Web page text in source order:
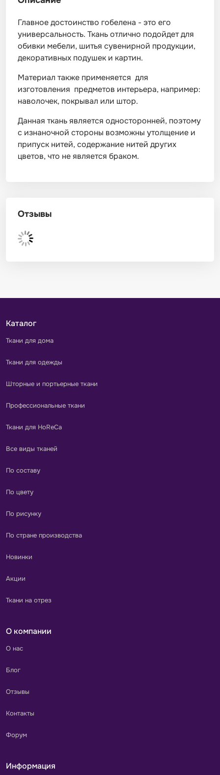
Главное достоинство гобелена - это его
универсальность. Ткань отлично подойдет для
обивки мебели, шитья сувенирной продукции,
декоративных подушек и картин.
Материал также применяется для
изготовления предметов интерьера, например:
наволочек, покрывал или штор.
Данная ткань является односторонней, поэтому
с изнаночной стороны возможны утолщение и
припуск нитей, содержание нитей других
цветов, что не является браком.
Отзывы
Каталог
Ткани для дома
Ткани для одежды
Шторные и портьерные ткани
Профессиональные ткани
Ткани для HoReCa
Все виды тканей
По составу
По цвету
По рисунку
По стране производства
Новинки
Акции
Ткани на отрез
О компании
О нас
Блог
Отзывы
Контакты
Форум
Информация